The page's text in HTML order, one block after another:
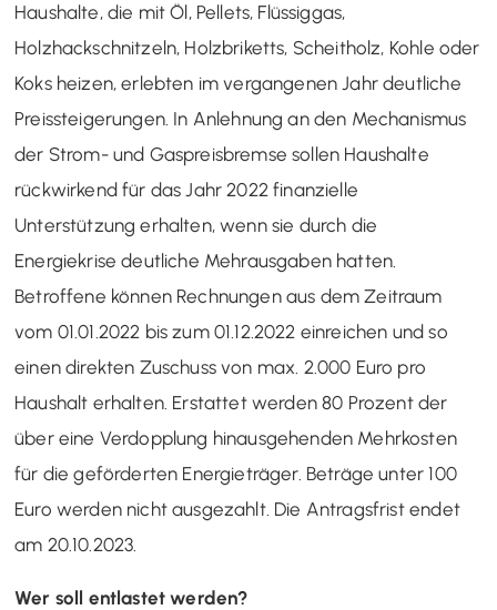
Haushalte, die mit Öl, Pellets, Flüssiggas,
Holzhackschnitzeln, Holzbriketts, Scheitholz, Kohle oder
Koks heizen, erlebten im vergangenen Jahr deutliche
Preissteigerungen. In Anlehnung an den Mechanismus
der Strom- und Gaspreisbremse sollen Haushalte
rückwirkend für das Jahr 2022 finanzielle
Unterstützung erhalten, wenn sie durch die
Energiekrise deutliche Mehrausgaben hatten.
Betroffene können Rechnungen aus dem Zeitraum
vom 01.01.2022 bis zum 01.12.2022 einreichen und so
einen direkten Zuschuss von max. 2.000 Euro pro
Haushalt erhalten. Erstattet werden 80 Prozent der
über eine Verdopplung hinausgehenden Mehrkosten
für die geförderten Energieträger. Beträge unter 100
Euro werden nicht ausgezahlt. Die Antragsfrist endet
am 20.10.2023.
Wer soll entlastet werden?